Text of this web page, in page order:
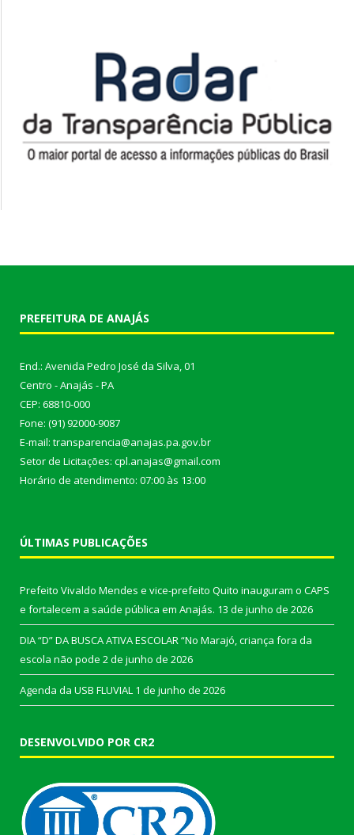
PREFEITURA DE ANAJÁS
End.: Avenida Pedro José da Silva, 01
Centro - Anajás - PA
CEP: 68810-000
Fone: (91) 92000-9087
E-mail: transparencia@anajas.pa.gov.br
Setor de Licitações: cpl.anajas@gmail.com
Horário de atendimento: 07:00 às 13:00
ÚLTIMAS PUBLICAÇÕES
Prefeito Vivaldo Mendes e vice-prefeito Quito inauguram o CAPS
e fortalecem a saúde pública em Anajás. 13 de junho de 2026
DIA “D” DA BUSCA ATIVA ESCOLAR “No Marajó, criança fora da
escola não pode 2 de junho de 2026
Agenda da USB FLUVIAL 1 de junho de 2026
DESENVOLVIDO POR CR2